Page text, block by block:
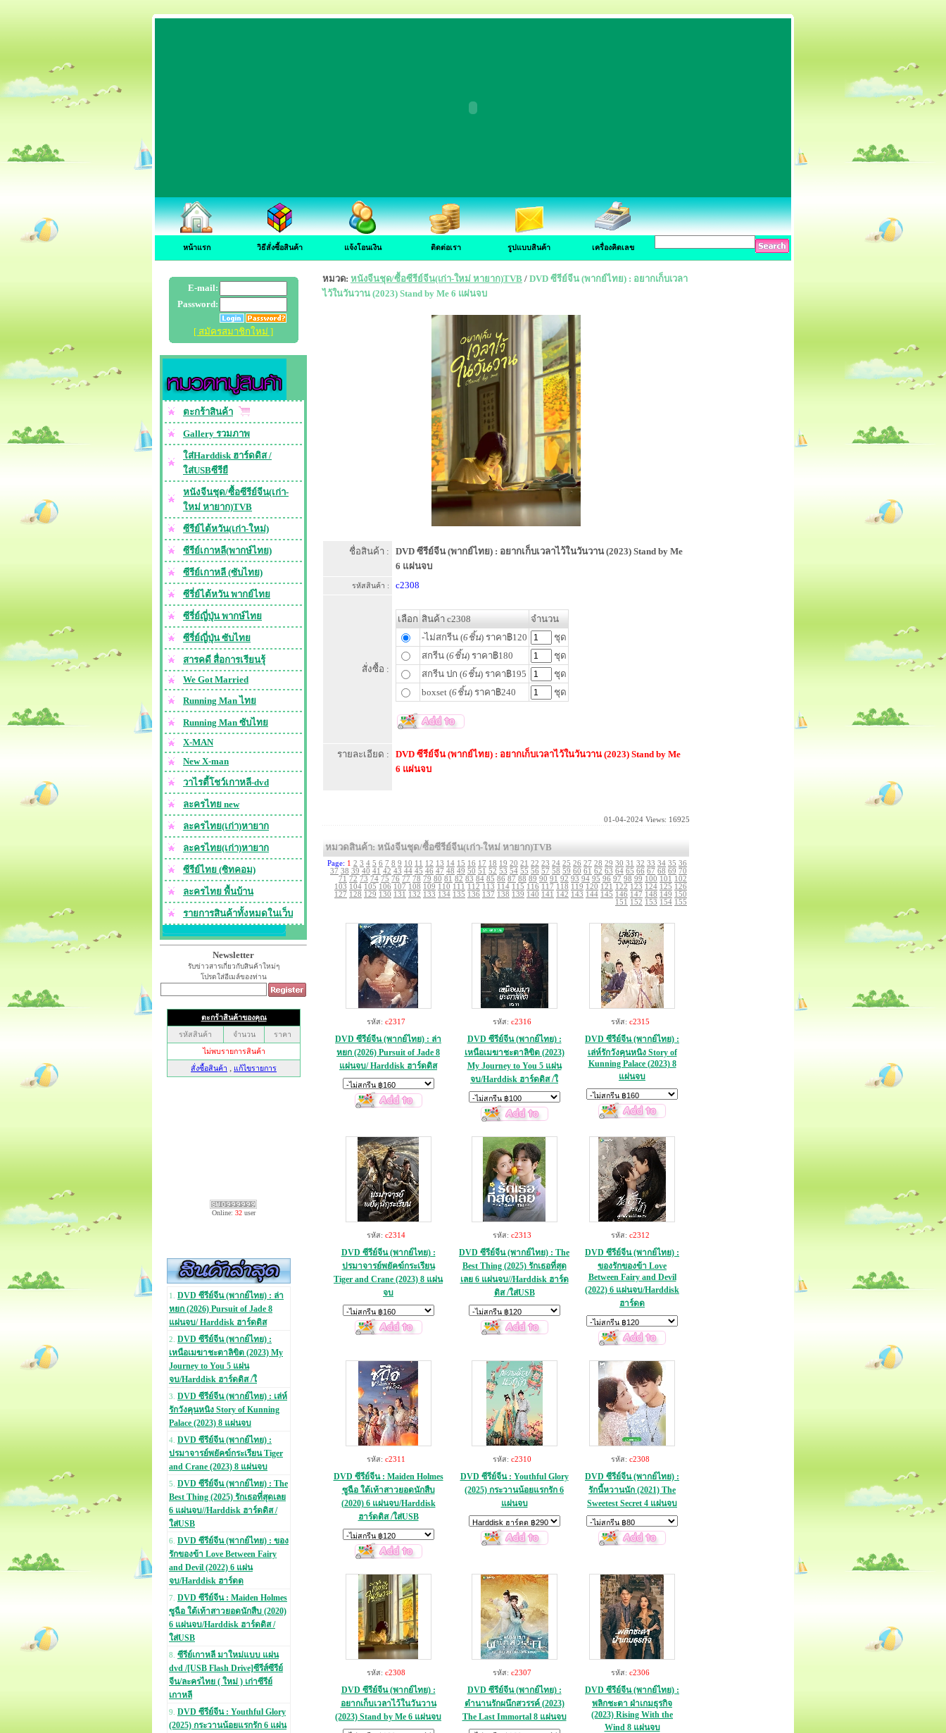
หน้าแรก วิธีสั่งซื้อสินค้า แจ้งโอนเงิน ติดต่อเรา รูปแบบสินค้า เครื่องคิดเลข
E-mail:
Password:
[ สมัครสมาชิกใหม่ ]
ตะกร้าสินค้า
Gallery รวมภาพ
ใส่Harddisk ฮาร์ดดิส /
ใส่USBซีรียื
หนังจีนชุด/ซื้อซีรีย์จีน(เก่า-
ใหม่ หายาก)TVB
ซีรีย์ไต้หวัน(เก่า-ใหม่)
ซีรีย์เกาหลี(พากษ์ไทย)
ซีรีย์เกาหลี (ซับไทย)
ซีรี่ย์ไต้หวัน พากย์ไทย
ซีรี่ย์ญี่ปุ่น พากษ์ไทย
ซีรี่ย์ญี่ปุ่น ซับไทย
สารคดี สื่อการเรียนรุ้
We Got Married
Running Man ไทย
Running Man ซับไทย
X-MAN
New X-man
วาไรตี้โชว์เกาหลี-dvd
ละครไทย new
ละครไทย(เก่า)หายาก
ละครไทย(เก่า)หายาก
ซีรีย์ไทย (ซิทคอม)
ละครไทย พื้นบ้าน
รายการสินค้าทั้งหมดในเว็บ
Newsletter
รับข่าวสารเกี่ยวกับสินค้าใหม่ๆ
โปรดใส่อีเมล์ของท่าน
Online: 32user
1. DVD ซีรีย์จีน (พากย์ไทย) : ล่า
หยก (2026) Pursuit of Jade 8
แผ่นจบ/ Harddisk ฮาร์ดดิส
2. DVD ซีรีย์จีน (พากย์ไทย) :
เหนือเมฆาชะตาลิขิต (2023) My
Journey to You 5 แผ่น
จบ/Harddisk ฮาร์ดดิส /ใ
3. DVD ซีรีย์จีน (พากย์ไทย) : เล่ห์
รักวังคุนหนิง Story of Kunning
Palace (2023) 8 แผ่นจบ
4. DVD ซีรีย์จีน (พากย์ไทย) :
ปรมาจารย์พยัคฆ์กระเรียน Tiger
and Crane (2023) 8 แผ่นจบ
5. DVD ซีรีย์จีน (พากย์ไทย) : The
Best Thing (2025) รักเธอที่สุดเลย
6 แผ่นจบ//Harddisk ฮาร์ดดิส /
ใส่USB
6. DVD ซีรีย์จีน (พากย์ไทย) : ของ
รักของข้า Love Between Fairy
and Devil (2022) 6 แผ่น
จบ/Harddisk ฮาร์ดด
7. DVD ซีรีย์จีน : Maiden Holmes
ซูฉือ ใต้เท้าสาวยอดนักสืบ (2020)
6 แผ่นจบ/Harddisk ฮาร์ดดิส /
ใส่USB
8. ซีรีย์เกาหลี มาใหม่แบบ แผ่น
dvd /[USB Flash Drive]ซีรีส์ซีรีย์
จีน/ละครไทย ( ใหม่ ) เก่าซีรีย์
เกาหลี
9. DVD ซีรีย์จีน : Youthful Glory
(2025) กระวานน้อยแรกรัก 6 แผ่น
หมวด: หนังจีนชุด/ซื้อซีรีย์จีน(เก่า-ใหม่ หายาก)TVB / DVD ซีรีย์จีน (พากย์ไทย) : อยากเก็บเวลา
ไว้ในวันวาน (2023) Stand by Me 6 แผ่นจบ
ชื่อสินค้า :
DVD ซีรีย์จีน (พากย์ไทย) : อยากเก็บเวลาไว้ในวันวาน (2023) Stand by Me
6 แผ่นจบ
รหัสสินค้า : c2308
สั่งซื้อ :
เลือก สินค้า c2308
จำนวน
-ไม่สกรีน (6ชิ้น) ราคา฿120
ชุด
สกรีน (6ชิ้น) ราคา฿180
ชุด
สกรีน ปก (6ชิ้น) ราคา฿195
ชุด
boxset (6ชิ้น) ราคา฿240 ชุด
รายละเอียด :
DVD ซีรีย์จีน (พากย์ไทย) : อยากเก็บเวลาไว้ในวันวาน (2023) Stand by Me
6 แผ่นจบ
01-04-2024 Views: 16925
หมวดสินค้า: หนังจีนชุด/ซื้อซีรีย์จีน(เก่า-ใหม่ หายาก)TVB
Page: 1 2 3 4 5 6 7 8 9 10 11 12 13 14 15 16 17 18 19 20 21 22 23 24 25 26 27 28 29 30 31 32 33 34 35 36
37 38 39 40 41 42 43 44 45 46 47 48 49 50 51 52 53 54 55 56 57 58 59 60 61 62 63 64 65 66 67 68 69 70
71 72 73 74 75 76 77 78 79 80 81 82 83 84 85 86 87 88 89 90 91 92 93 94 95 96 97 98 99 100 101
102
103 104 105 106 107 108 109 110 111 112 113 114 115 116 117 118 119 120 121 122 123 124 125 126
127 128 129 130 131 132 133 134 135 136 137 138 139 140 141 142 143 144 145 146 147 148 149 150
151
152 153 154 155
รหัส: c2317
DVD ซีรีย์จีน (พากย์ไทย) : ล่า
หยก (2026) Pursuit of Jade 8
แผ่นจบ/ Harddisk ฮาร์ดดิส
รหัส: c2316
DVD ซีรีย์จีน (พากย์ไทย) :
เหนือเมฆาชะตาลิขิต (2023)
My Journey to You 5 แผ่น
จบ/Harddisk ฮาร์ดดิส /ใ
รหัส: c2315
DVD ซีรีย์จีน (พากย์ไทย) :
เล่ห์รักวังคุนหนิง Story of
Kunning Palace (2023) 8
แผ่นจบ
รหัส: c2314
DVD ซีรีย์จีน (พากย์ไทย) :
ปรมาจารย์พยัคฆ์กระเรียน
Tiger and Crane (2023) 8 แผ่น
จบ
รหัส: c2313
DVD ซีรีย์จีน (พากย์ไทย) : The
Best Thing (2025) รักเธอที่สุด
เลย 6 แผ่นจบ//Harddisk ฮาร์ด
ดิส /ใส่USB
รหัส: c2312
DVD ซีรีย์จีน (พากย์ไทย) :
ของรักของข้า Love
Between Fairy and Devil
(2022) 6 แผ่นจบ/Harddisk
ฮาร์ดด
รหัส: c2311
DVD ซีรีย์จีน : Maiden Holmes
ซูฉือ ใต้เท้าสาวยอดนักสืบ
(2020) 6 แผ่นจบ/Harddisk
ฮาร์ดดิส /ใส่USB
รหัส: c2310
DVD ซีรีย์จีน : Youthful Glory
(2025) กระวานน้อยแรกรัก 6
แผ่นจบ
รหัส: c2308
DVD ซีรีย์จีน (พากย์ไทย) :
รักนี้หวานนัก (2021) The
Sweetest Secret 4 แผ่นจบ
รหัส: c2308
DVD ซีรีย์จีน (พากย์ไทย) :
อยากเก็บเวลาไว้ในวันวาน
(2023) Stand by Me 6 แผ่นจบ
รหัส: c2307
DVD ซีรีย์จีน (พากย์ไทย) :
ตำนานรักผนึกสวรรค์ (2023)
The Last Immortal 8 แผ่นจบ
รหัส: c2306
DVD ซีรีย์จีน (พากย์ไทย) :
พลิกชะตา ฝ่าเกมธุรกิจ
(2023) Rising With the
Wind 8 แผ่นจบ